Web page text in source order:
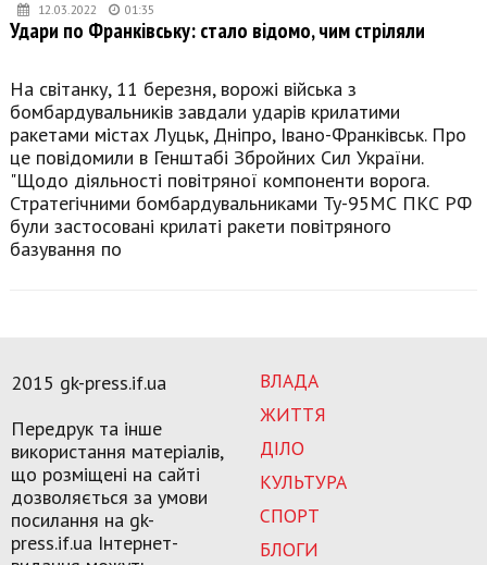
12.03.2022 01:35
Удари по Франківську: стало відомо, чим стріляли
На світанку, 11 березня, ворожі війська з
бомбардувальників завдали ударів крилатими
ракетами містах Луцьк, Дніпро, Івано-Франківськ. Про
це повідомили в Генштабі Збройних Сил України.
"Щодо діяльності повітряної компоненти ворога.
Стратегічними бомбардувальниками Ту-95МС ПКС РФ
були застосовані крилаті ракети повітряного
базування по
ВЛАДА
ЖИТТЯ
ДІЛО
КУЛЬТУРА
СПОРТ
БЛОГИ
2015 gk-press.if.ua
Передрук та інше
використання матеріалів,
що розміщені на сайті
дозволяється за умови
посилання на gk-
press.if.ua Інтернет-